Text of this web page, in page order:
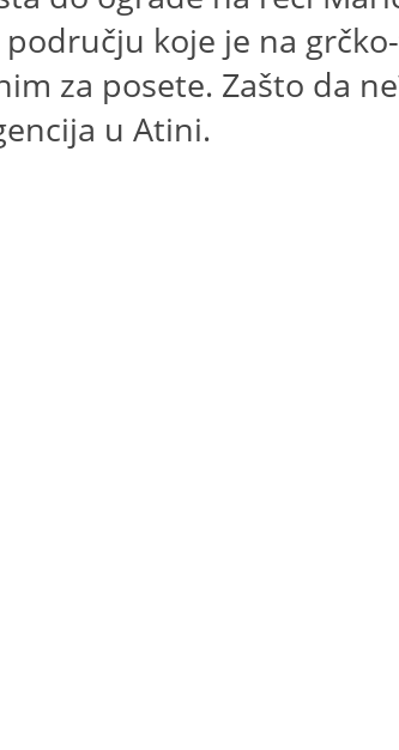
koje je na
za posete. Zašto da
u Atini.